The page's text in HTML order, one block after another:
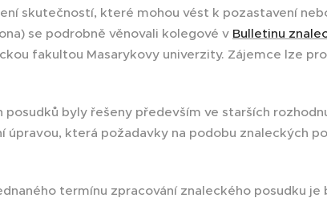
skutečností, které mohou vést k pozastavení
se podrobně věnovali kolegové v Bulletinu
fakultou Masarykovy univerzity. Zájemce lze
byly řešeny především ve starších
úpravou, která požadavky na podobu znaleckých
termínu zpracování znaleckého posudku je